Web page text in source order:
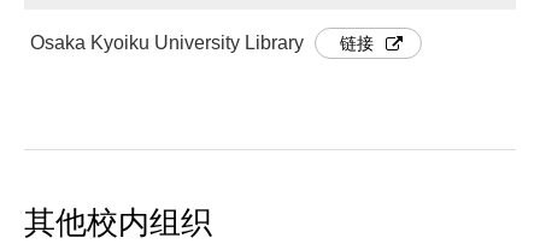
Osaka Kyoiku University Library 链接
其他校内组织